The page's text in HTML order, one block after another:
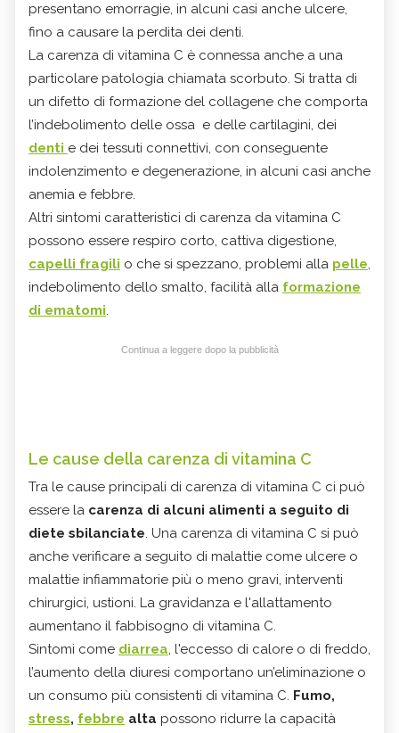
presentano emorragie, in alcuni casi anche ulcere,
fino a causare la perdita dei denti.
La carenza di vitamina C è connessa anche a una
particolare patologia chiamata scorbuto. Si tratta di
un difetto di formazione del collagene che comporta
l’indebolimento delle ossa e delle cartilagini, dei
denti e dei tessuti connettivi, con conseguente
indolenzimento e degenerazione, in alcuni casi anche
anemia e febbre.
Altri sintomi caratteristici di carenza da vitamina C
possono essere respiro corto, cattiva digestione,
capelli fragili o che si spezzano, problemi alla pelle,
indebolimento dello smalto, facilità alla formazione
di ematomi.
Continua a leggere dopo la pubblicità
Le cause della carenza di vitamina C
Tra le cause principali di carenza di vitamina C ci può
essere la carenza di alcuni alimenti a seguito di
diete sbilanciate. Una carenza di vitamina C si può
anche verificare a seguito di malattie come ulcere o
malattie infiammatorie più o meno gravi, interventi
chirurgici, ustioni. La gravidanza e l'allattamento
aumentano il fabbisogno di vitamina C.
Sintomi come diarrea, l'eccesso di calore o di freddo,
l’aumento della diuresi comportano un’eliminazione o
un consumo più consistenti di vitamina C. Fumo,
stress, febbre alta possono ridurre la capacità